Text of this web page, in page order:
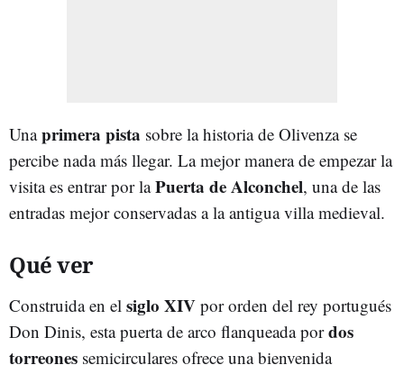
Unaprimera pista sobre la historia de Olivenza se
percibe nada más llegar. La mejor manera de empezar la
visita es entrar por laPuerta de Alconchel, una de las
entradas mejor conservadas a la antigua villa medieval.
Qué ver
Construida en el siglo XIV por orden del rey portugués
Don Dinis, esta puerta de arco flanqueada pordos
torreones semicirculares ofrece una bienvenida